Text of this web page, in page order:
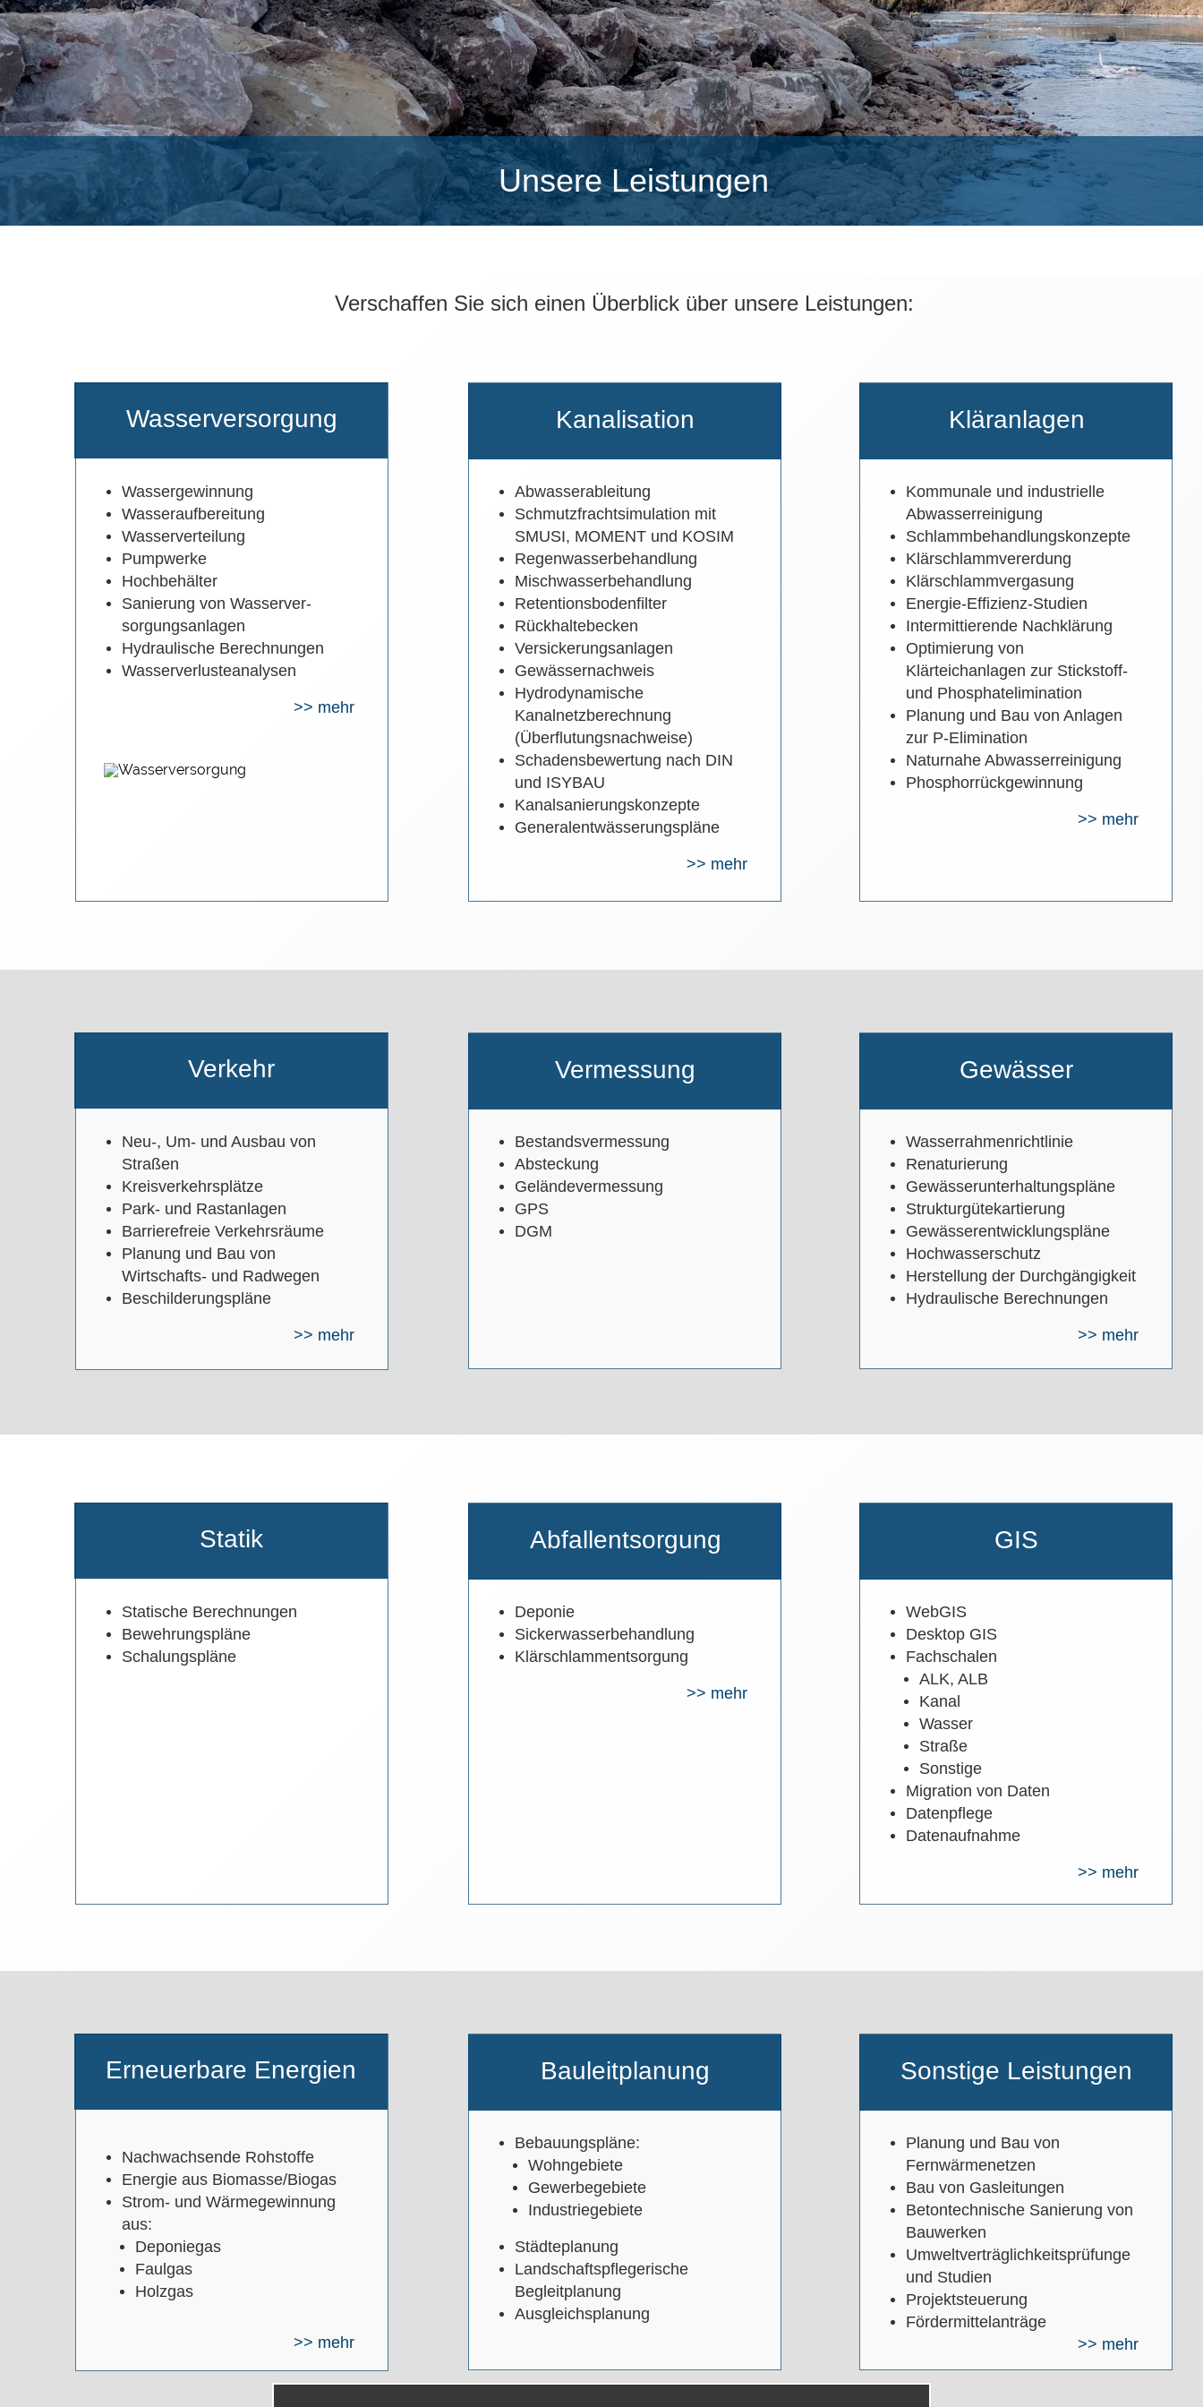
Unsere Leistungen
Verschaffen Sie sich einen Überblick über unsere Leistungen:
Wasserversorgung
Wassergewinnung
Wasseraufbereitung
Wasserverteilung
Pumpwerke
Hochbehälter
Sanierung von Wasserver-
sorgungsanlagen
Hydraulische Berechnungen
Wasserverlusteanalysen
>> mehr
Kanalisation
Abwasserableitung
Schmutzfrachtsimulation mit
SMUSI, MOMENT und KOSIM
Regenwasserbehandlung
Mischwasserbehandlung
Retentionsbodenfilter
Rückhaltebecken
Versickerungsanlagen
Gewässernachweis
Hydrodynamische
Kanalnetzberechnung
(Überflutungsnachweise)
Schadensbewertung nach DIN
und ISYBAU
Kanalsanierungskonzepte
Generalentwässerungspläne
>> mehr
Kläranlagen
Kommunale und industrielle
Abwasserreinigung
Schlammbehandlungskonzepte
Klärschlammvererdung
Klärschlammvergasung
Energie-Effizienz-Studien
Intermittierende Nachklärung
Optimierung von
Klärteichanlagen zur Stickstoff-
und Phosphatelimination
Planung und Bau von Anlagen
zur P-Elimination
Naturnahe Abwasserreinigung
Phosphorrückgewinnung
>> mehr
Verkehr
Neu-, Um- und Ausbau von
Straßen
Kreisverkehrsplätze
Park- und Rastanlagen
Barrierefreie Verkehrsräume
Planung und Bau von
Wirtschafts- und Radwegen
Beschilderungspläne
>> mehr
Vermessung
Bestandsvermessung
Absteckung
Geländevermessung
GPS
DGM
Gewässer
Wasserrahmenrichtlinie
Renaturierung
Gewässerunterhaltungspläne
Strukturgütekartierung
Gewässerentwicklungspläne
Hochwasserschutz
Herstellung der Durchgängigkeit
Hydraulische Berechnungen
>> mehr
Statik
Statische Berechnungen
Bewehrungspläne
Schalungspläne
Abfallentsorgung
Deponie
Sickerwasserbehandlung
Klärschlammentsorgung
>> mehr
GIS
WebGIS
Desktop GIS
Fachschalen
ALK, ALB
Kanal
Wasser
Straße
Sonstige
Migration von Daten
Datenpflege
Datenaufnahme
>> mehr
Erneuerbare Energien
Nachwachsende Rohstoffe
Energie aus Biomasse/Biogas
Strom- und Wärmegewinnung
aus:
Deponiegas
Faulgas
Holzgas
>> mehr
Bauleitplanung
Bebauungspläne:
Wohngebiete
Gewerbegebiete
Industriegebiete
Städteplanung
Landschaftspflegerische
Begleitplanung
Ausgleichsplanung
Sonstige Leistungen
Planung und Bau von
Fernwärmenetzen
Bau von Gasleitungen
Betontechnische Sanierung von
Bauwerken
Umweltverträglichkeitsprüfunge
und Studien
Projektsteuerung
Fördermittelanträge
>> mehr